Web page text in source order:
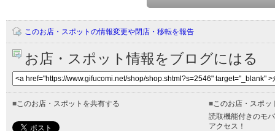
このお店・スポットの情報変更や閉店・移転を報告
お店・スポット情報をブログにはる
■このお店・スポットを共有する ■このお店・スポッ
読取機能付きのモ
アクセス！